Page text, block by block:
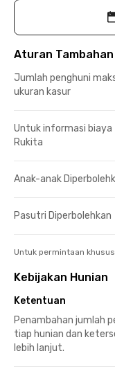
Aturan
Jumlah penghuni
ukuran kasur
Untuk informasi
Rukita
Anak-anak
Pasutri Diperbolehkan
Untuk permintaan khusus,
Kebijakan Hunian
Ketentuan
Penambahan jumlah
tiap hunian dan
lebih lanjut.